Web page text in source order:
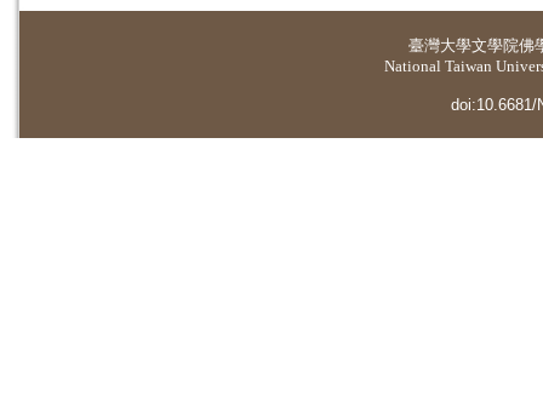
臺灣大學文學院佛
National Taiwan
doi:10.6681/